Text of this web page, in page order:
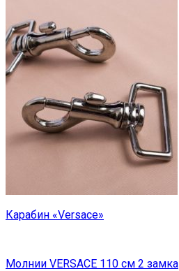
Карабин «Versace»
Молнии VERSACE 110 см 2 замка